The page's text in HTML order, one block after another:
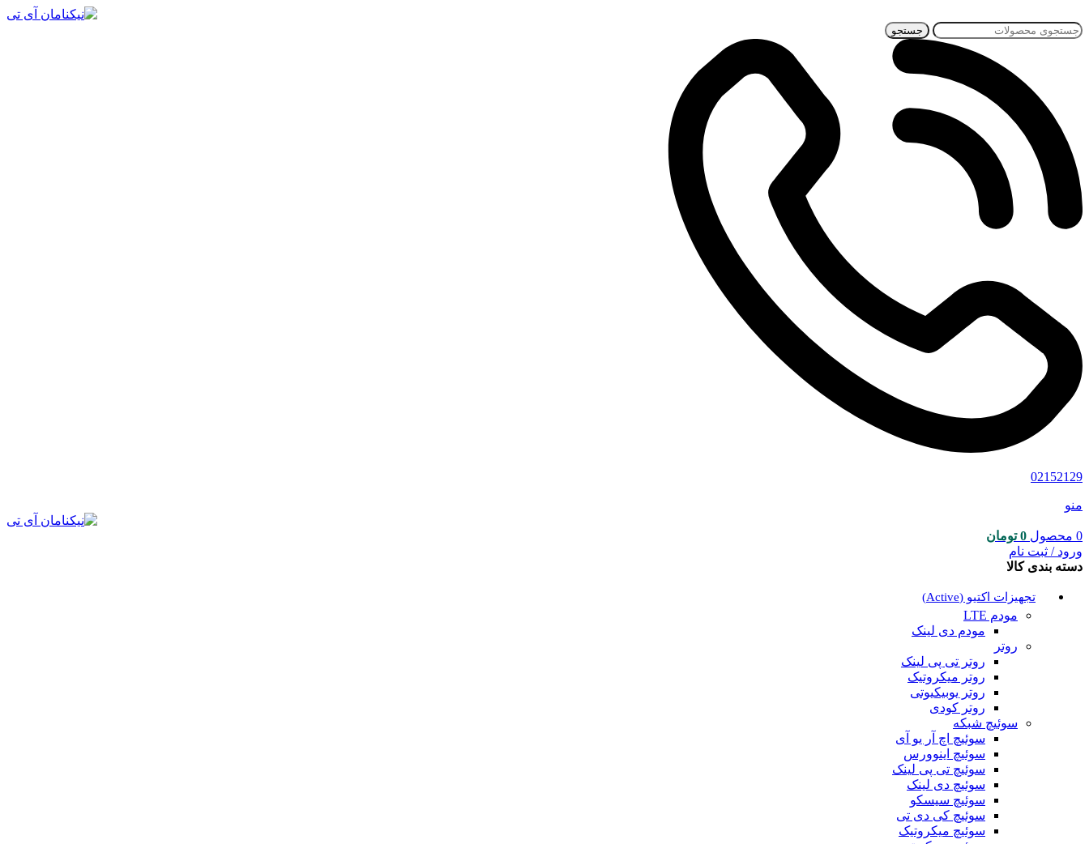
جستجو
02152129
منو
0 محصول 0 تومان
ورود / ثبت نام
دسته بندی کالا
تجهیزات اکتیو (Active)
مودم LTE
مودم دی لینک
روتر
روتر تی پی لینک
روتر میکروتیک
روتر یوبیکیوتی
روتر کودی
سوئیچ شبکه
سوئیچ اچ آر یو آی
سوئیچ اینوورس
سوئیچ تی پی لینک
سوئیچ دی لینک
سوئیچ سیسکو
سوئیچ کی دی تی
سوئیچ میکروتیک